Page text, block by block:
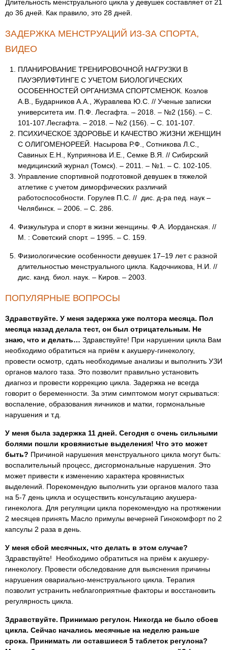
Длительность менструального цикла у девушек составляет от 21
до 36 дней. Как правило, это 28 дней.
ЗАДЕРЖКА МЕНСТРУАЦИЙ ИЗ-ЗА СПОРТА,
ВИДЕО
ПЛАНИРОВАНИЕ ТРЕНИРОВОЧНОЙ НАГРУЗКИ В
ПАУЭРЛИФТИНГЕ С УЧЕТОМ БИОЛОГИЧЕСКИХ
ОСОБЕННОСТЕЙ ОРГАНИЗМА СПОРТСМЕНОК. Козлов
А.В., Бударников А.А., Журавлева Ю.С. // Ученые записки
университета им. П.Ф. Лесгафта. – 2018. – №2 (156). – С.
101-107.Лесгафта. – 2018. – №2 (156). – С. 101-107.
ПСИХИЧЕСКОЕ ЗДОРОВЬЕ И КАЧЕСТВО ЖИЗНИ ЖЕНЩИН
С ОЛИГОМЕНОРЕЕЙ. Насырова Р.Ф., Сотникова Л.С.,
Савиных Е.Н., Куприянова И.Е., Семке В.Я. // Сибирский
медицинский журнал (Томск). – 2011. – №1. – С. 102-105.
Управление спортивной подготовкой девушек в тяжелой
атлетике с учетом диморфических различий
работоспособности. Горулев П.С. // дис. д-ра пед. наук –
Челябинск. – 2006. – С. 286.
Физкультура и спорт в жизни женщины. Ф.А. Иорданская. //
М. : Советский спорт. – 1995. – С. 159.
Физиологические особенности девушек 17–19 лет с разной
длительностью менструального цикла. Кадочникова, Н.И. //
дис. канд. биол. наук. – Киров. – 2003.
ПОПУЛЯРНЫЕ ВОПРОСЫ
Здравствуйте. У меня задержка уже полтора месяца. Пол
месяца назад делала тест, он был отрицательным. Не
знаю, что и делать… Здравствуйте! При нарушении цикла Вам
необходимо обратиться на приём к акушеру-гинекологу,
провести осмотр, сдать необходимые анализы и выполнить УЗИ
органов малого таза. Это позволит правильно установить
диагноз и провести коррекцию цикла. Задержка не всегда
говорит о беременности. За этим симптомом могут скрываться:
воспаление, образования яичников и матки, гормональные
нарушения и т.д.
У меня была задержка 11 дней. Сегодня с очень сильными
болями пошли кровянистые выделения! Что это может
быть? Причиной нарушения менструального цикла могут быть:
воспалительный процесс, дисгормональные нарушения. Это
может привести к изменению характера кровянистых
выделений. Порекомендую выполнить узи органов малого таза
на 5-7 день цикла и осуществить консультацию акушера-
гинеколога. Для регуляции цикла порекомендую на протяжении
2 месяцев принять Масло примулы вечерней Гинокомфорт по 2
капсулы 2 раза в день.
У меня сбой месячных, что делать в этом случае?
Здравствуйте! Необходимо обратиться на приём к акушеру-
гинекологу. Провести обследование для выяснения причины
нарушения овариально-менструального цикла. Терапия
позволит устранить неблагоприятные факторы и восстановить
регулярность цикла.
Здравствуйте. Принимаю регулон. Никогда не было сбоев
цикла. Сейчас начались месячные на неделю раньше
срока. Принимать ли оставшиеся 5 таблеток регулона?